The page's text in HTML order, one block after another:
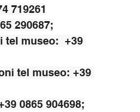
719261
290687;
museo:  +39
tel museo: +39
0865 904698;